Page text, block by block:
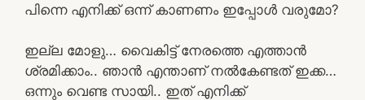
പിന്നെ എനിക്ക് ഒന്ന് കാണണം ഇപ്പോൾ വരുമോ?
ഇല്ല മോളു… വൈകിട്ട് നേരത്തെ എത്താൻ
ശ്രമിക്കാം.. ഞാൻ എന്താണ് നൽകേണ്ടത് ഇക്ക…
ഒന്നും വെണ്ട സായി.. ഇത് എനിക്ക്